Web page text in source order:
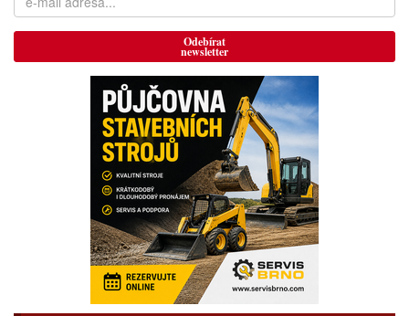
Odebírat
newsletter